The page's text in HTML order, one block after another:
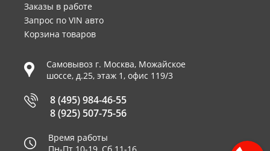
Заказы в работе
Запрос по VIN авто
Корзина товаров
Самовывоз г. Москва, Можайское
шоссе, д.25, этаж 1, офис 119/3
8 (495) 984-46-55
8 (925) 507-75-56
Время работы